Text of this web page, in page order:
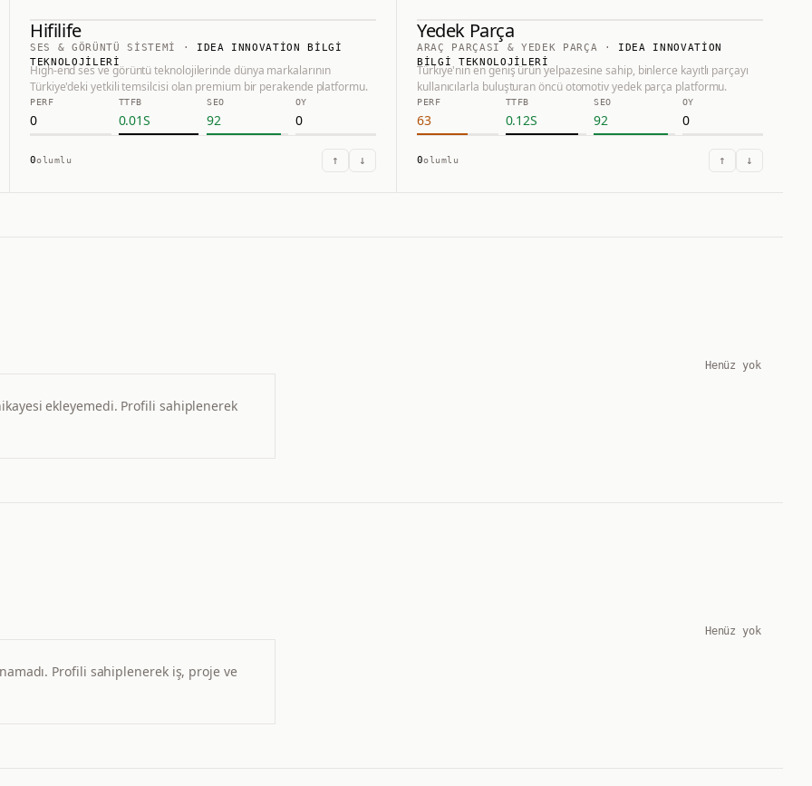
# 11 66.0
Hifilife
HTTPS://HIFILIFE.COM
Hifilife
SES & GÖRÜNTÜ SISTEMI · IDEA INNOVATION BILGI
TEKNOLOJILERI
High-end ses ve görüntü teknolojilerinde dünya markalarının
Türkiye'deki yetkili temsilcisi olan premium bir perakende platformu.
PERF
0
TTFB
0.01S
SEO
92
OY
0
0olumlu ↑ ↓
#12
Yedek Parça
HTTPS://WWW.YEDEKPARCA.COM.TR
Yedek Parça
ARAÇ PARÇASI & YEDEK PARÇA · IDEA INNOVATION
BILGI TEKNOLOJILERI
Türkiye'nin en geniş ürün yelpazesine sahip, binlerce kayıtlı parçayı
kullanıcılarla buluşturan öncü otomotiv yedek parça platformu.
PERF
63
TTFB
0.12S
SEO
92
OY
0
0olumlu ↑ ↓
Henüz yok
ekleyemedi. Profili sahiplenerek
Henüz yok
Profili sahiplenerek iş, proje ve